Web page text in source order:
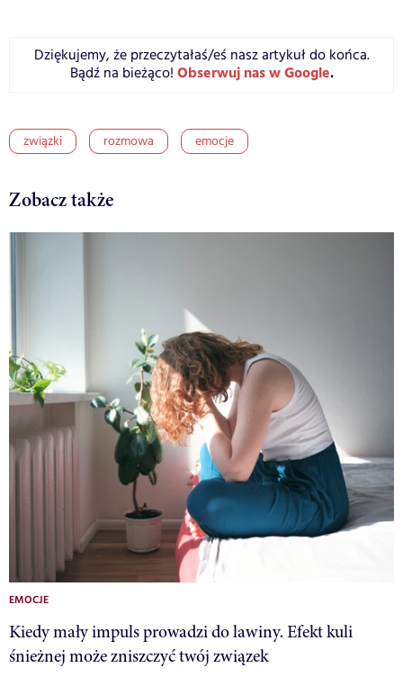
Dziękujemy, że przeczytałaś/eś nasz artykuł do końca.
Bądź na bieżąco! Obserwuj nas w Google.
związki rozmowa emocje
Zobacz także
EMOCJE
Kiedy mały impuls prowadzi do lawiny. Efekt kuli
śnieżnej może zniszczyć twój związek